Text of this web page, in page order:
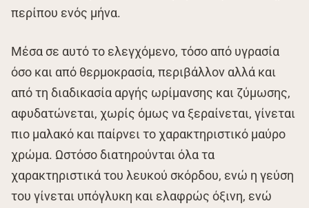
περίπου ενός μήνα.
Μέσα σε αυτό το ελεγχόμενο, τόσο από υγρασία
όσο και από θερμοκρασία, περιβάλλον αλλά και
από τη διαδικασία αργής ωρίμανσης και ζύμωσης,
αφυδατώνεται, χωρίς όμως να ξεραίνεται, γίνεται
πιο μαλακό και παίρνει το χαρακτηριστικό μαύρο
χρώμα. Ωστόσο διατηρούνται όλα τα
χαρακτηριστικά του λευκού σκόρδου, ενώ η γεύση
του γίνεται υπόγλυκη και ελαφρώς όξινη, ενώ